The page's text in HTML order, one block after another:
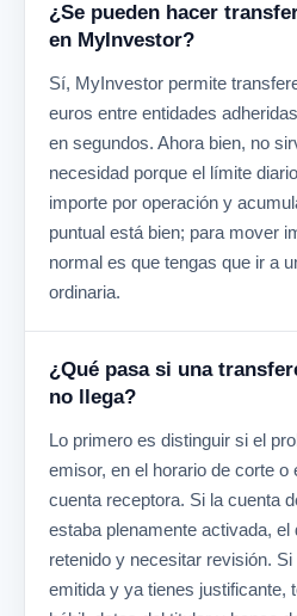
¿Se pueden hacer
en MyInvestor?
Sí, MyInvestor permite
euros entre entidades
en segundos. Ahora bien, no
necesidad porque el límite
importe por operación y
puntual está bien; para mover
normal es que tengas que ir a
ordinaria.
¿Qué pasa si una
no llega?
Lo primero es distinguir si el
emisor, en el horario de corte o
cuenta receptora. Si la cuenta
estaba plenamente activada, el
retenido y necesitar revisión.
emitida y ya tienes justificante,